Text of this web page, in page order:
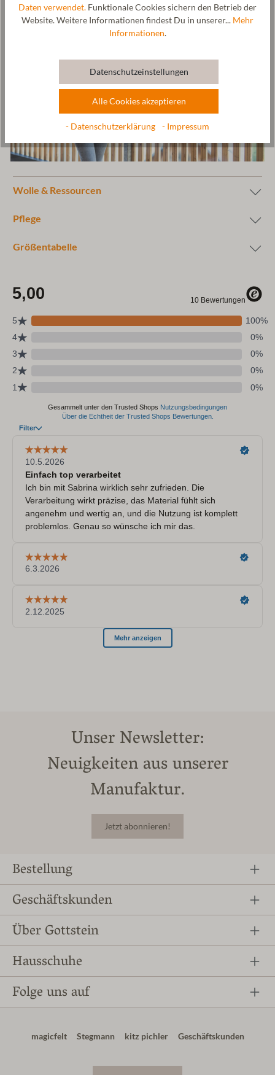
Wolle & Ressourcen
Pflege
Größentabelle
Unser Newsletter:
Neuigkeiten aus unserer
Manufaktur.
Jetzt abonnieren!
Bestellung
Geschäftskunden
Über Gottstein
Hausschuhe
Folge uns auf
magicfelt Stegmann kitz pichler Geschäftskunden
Daten verwendet. Funktionale Cookies sichern den Betrieb der
Website. Weitere Informationen findest Du in unserer... Mehr
Informationen.
Datenschutzeinstellungen
Alle Cookies akzeptieren
- Datenschutzerklärung - Impressum